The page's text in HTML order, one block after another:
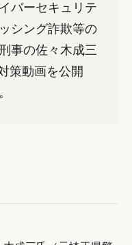
バーセキュリテ
シング詐欺等の
事の佐々木成三
策動画を公開